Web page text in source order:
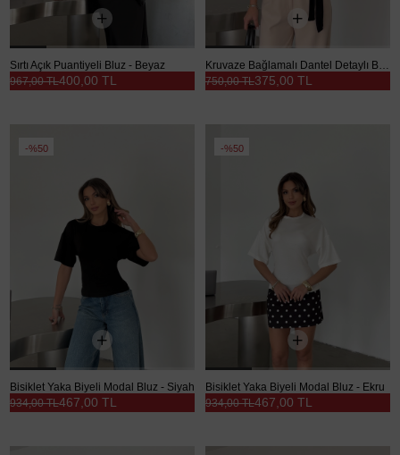
Sırtı Açık Puantiyeli Bluz - Beyaz
400,00 TL
967,00 TL 375,00 TL
750,00 TL
%50
Bisiklet Yaka Biyeli Modal Bluz - Siyah
467,00 TL
934,00 TL
%50
Bisiklet Yaka Biyeli Modal Bluz - Ekru
467,00 TL
934,00 TL